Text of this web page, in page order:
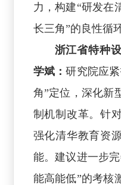
力，构建“研发在
长三角”的良性循
浙江省特种
学斌：研究院应
角”定位，深化新
制机制改革。针
强化清华教育资
能。建议进一步
能高能低”的考核